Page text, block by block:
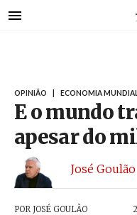
para
OPINIÃO ECONOMIA
E o mundo
apesar do
José Goulão
POR JOSÉ GOULÃO